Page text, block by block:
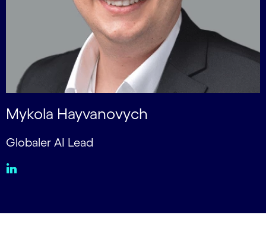
Mykola Hayvanovych
Globaler AI Lead